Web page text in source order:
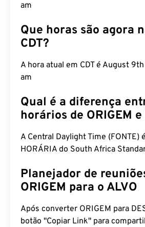
am
Que horas são agora
CDT?
A hora atual em CDT é August
am
Qual é a diferença
horários de ORIGEM e
A Central Daylight Time (FONTE)
HORÁRIA do South Africa
Planejador de
ORIGEM para o ALVO
Após converter ORIGEM para
botão "Copiar Link" para